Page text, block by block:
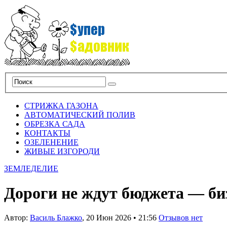
СТРИЖКА ГАЗОНА
АВТОМАТИЧЕСКИЙ ПОЛИВ
ОБРЕЗКА САДА
КОНТАКТЫ
ОЗЕЛЕНЕНИЕ
ЖИВЫЕ ИЗГОРОДИ
ЗЕМЛЕДЕЛИЕ
Дороги не ждут бюджета —
Автор: Василь Блажко, 20 Июн 2026 • 21:56 Отзывов нет